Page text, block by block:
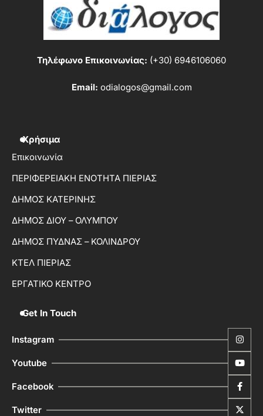
Τηλέφωνο Επικοινωνίας: (+30) 6946106060
Email: odialogos@gmail.com
Χρήσιμα
Επικοινωνία
ΠΕΡΙΦΕΡΕΙΑΚΗ ΕΝΟΤΗΤΑ ΠΙΕΡΙΑΣ
ΔΗΜΟΣ ΚΑΤΕΡΙΝΗΣ
ΔΗΜΟΣ ΔΙΟΥ – ΟΛΥΜΠΟΥ
ΔΗΜΟΣ ΠΥΔΝΑΣ – ΚΟΛΙΝΔΡΟΥ
ΚΤΕΛ ΠΙΕΡΙΑΣ
ΕΡΓΑΤΙΚΟ ΚΕΝΤΡΟ
Get In Touch
Instagram
Youtube
Facebook
Twitter